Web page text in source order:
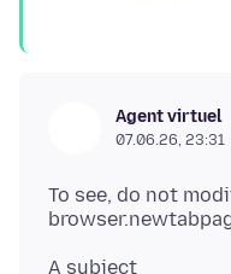
Agent virtuel
07.06.26, 23:31
To see, do not